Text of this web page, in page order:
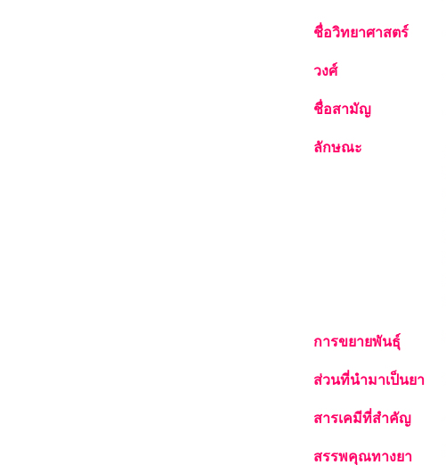
ชื่อวิทยาศาสตร์
วงศ์
ชื่อสามัญ
ลักษณะ
การขยายพันธุ์
ส่วนที่นำมาเป็นยา
สารเคมีที่สำคัญ
สรรพคุณทางยา